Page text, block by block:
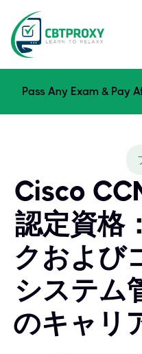
Pass Any Exam & Pay
Cisco
認定資格
クおよび
システム
のキャリ